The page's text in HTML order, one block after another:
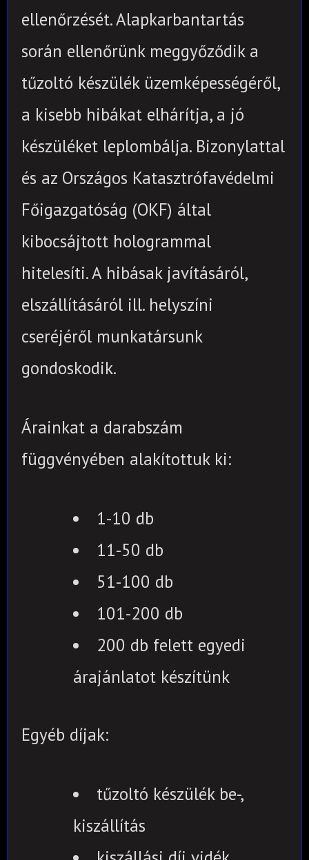
ellenőrzését.Alapkarbantartás
során ellenőrünk meggyőződik a
tűzoltó készülék üzemképességéről,
a kisebb hibákat elhárítja, a jó
készüléket leplombálja. Bizonylattal
és az Országos Katasztrófavédelmi
Főigazgatóság (OKF) által
kibocsájtott hologrammal
hitelesíti.A hibásak javításáról,
elszállításáról ill. helyszíni
cseréjéről munkatársunk
gondoskodik.
Árainkat a darabszám
függvényében alakítottuk ki:
1-10 db
11-50 db
51-100 db
101-200 db
200 db felett egyedi
árajánlatot készítünk
Egyéb díjak:
tűzoltó készülék be-,
kiszállítás